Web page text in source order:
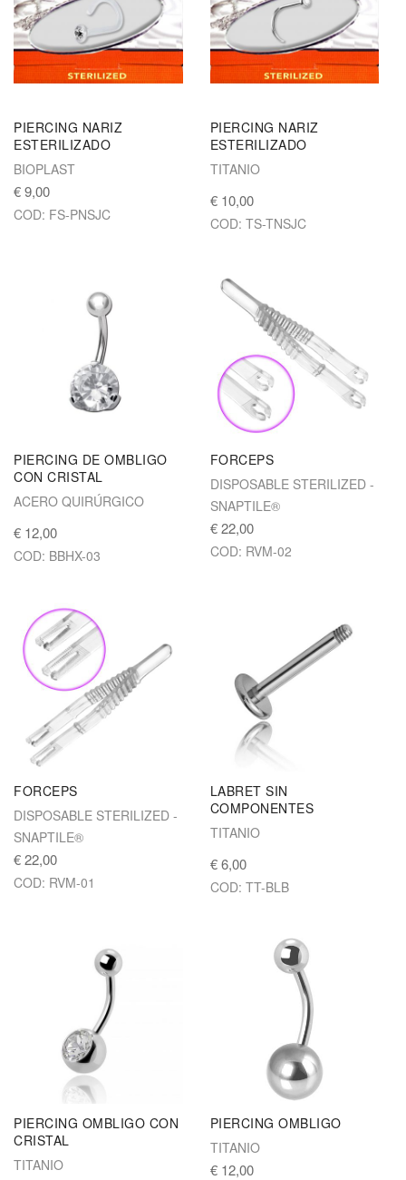
PIERCING NARIZ
ESTERILIZADO
BIOPLAST
€ 9,00
COD: FS-PNSJC
PIERCING NARIZ
ESTERILIZADO
TITANIO
€ 10,00
COD: TS-TNSJC
PIERCING DE OMBLIGO
CON CRISTAL
ACERO QUIRÚRGICO
€ 12,00
COD: BBHX-03
FORCEPS
DISPOSABLE STERILIZED -
SNAPTILE®
€ 22,00
COD: RVM-02
FORCEPS
DISPOSABLE STERILIZED -
SNAPTILE®
€ 22,00
COD: RVM-01
LABRET SIN
COMPONENTES
TITANIO
€ 6,00
COD: TT-BLB
PIERCING OMBLIGO CON
CRISTAL
TITANIO
PIERCING OMBLIGO
TITANIO
€ 12,00